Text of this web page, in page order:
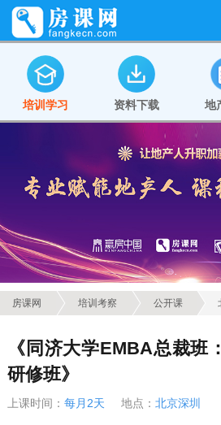
培训学习 资料下载 地
房课网 培训考察 公开课
《同济大学EMBA总裁班
研修班》
上课时间： 每月2天 地点： 北京深圳